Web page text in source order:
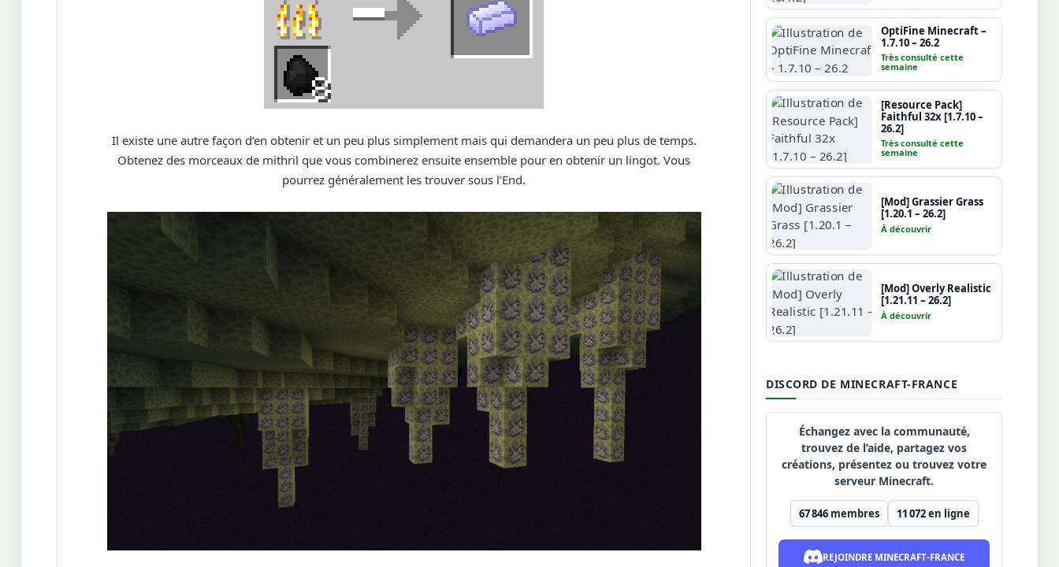
Il existe une autre façon d’en obtenir et un peu plus simplement mais qui demandera un peu plus de temps.
Obtenez des morceaux de mithril que vous combinerez ensuite ensemble pour en obtenir un lingot. Vous
pourrez généralement les trouver sous l’End.
OptiFine Minecraft –
1.7.10 – 26.2
Très consulté cette
semaine
[Resource Pack]
Faithful 32x [1.7.10 –
26.2]
Très consulté cette
semaine
[Mod] Grassier Grass
[1.20.1 – 26.2]
À découvrir
[Mod] Overly Realistic
[1.21.11 – 26.2]
À découvrir
DISCORD DE MINECRAFT-FRANCE
Échangez avec la communauté,
trouvez de l’aide, partagez vos
créations, présentez ou trouvez votre
serveur Minecraft.
67 846membres 11 072en ligne
REJOINDRE MINECRAFT-FRANCE